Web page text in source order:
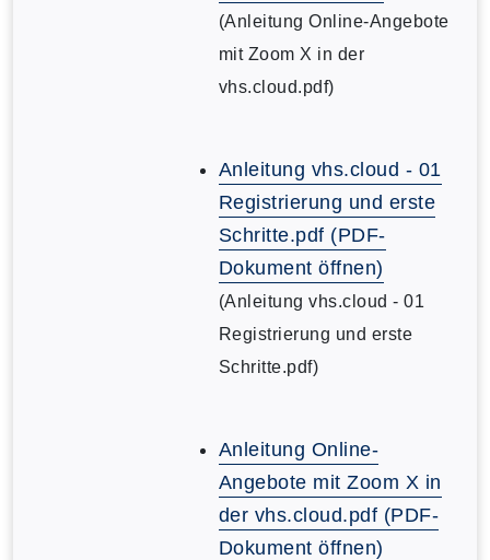
(Anleitung Online-Angebote
mit Zoom X in der
vhs.cloud.pdf)
Anleitung vhs.cloud - 01
Registrierung und erste
Schritte.pdf (PDF-
Dokument öffnen)
(Anleitung vhs.cloud - 01
Registrierung und erste
Schritte.pdf)
Anleitung Online-
Angebote mit Zoom X in
der vhs.cloud.pdf (PDF-
Dokument öffnen)